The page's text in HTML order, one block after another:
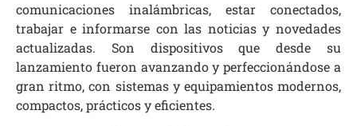
comunicaciones inalámbricas, estar conectados,
trabajar e informarse con las noticias y novedades
actualizadas. Son dispositivos que desde su
lanzamiento fueron avanzando y perfeccionándose a
gran ritmo, con sistemas y equipamientos modernos,
compactos, prácticos y eficientes.